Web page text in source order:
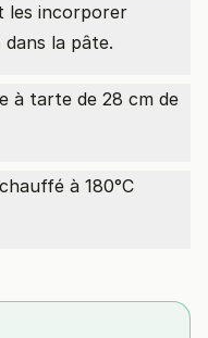
les incorporer
la pâte.
à tarte de 28 cm de
à 180°C